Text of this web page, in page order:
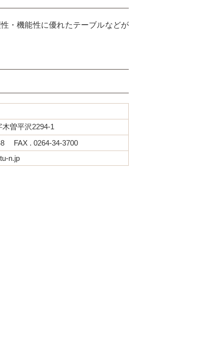
・機能性に優れたテーブルなどが
曽平沢2294-1
FAX . 0264-34-3700
n.jp